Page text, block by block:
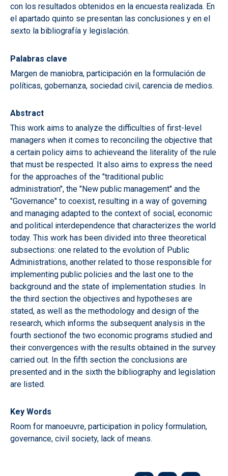
con los resultados obtenidos en la encuesta realizada. En
el apartado quinto se presentan las conclusiones y en el
sexto la bibliografía y legislación.
Palabras clave
Margen de maniobra, participación en la formulación de
políticas, gobernanza, sociedad civil, carencia de medios.
Abstract
This work aims to analyze the difficulties of first-level
managers when it comes to reconciling the objective that
a certain policy aims to achieveand the literality of the rule
that must be respected. It also aims to express the need
for the approaches of the "traditional public
administration", the "New public management" and the
"Governance" to coexist, resulting in a way of governing
and managing adapted to the context of social, economic
and political interdependence that characterizes the world
today. This work has been divided into three theoretical
subsections: one related to the evolution of Public
Administrations, another related to those responsible for
implementing public policies and the last one to the
background and the state of implementation studies. In
the third section the objectives and hypotheses are
stated, as well as the methodology and design of the
research, which informs the subsequent analysis in the
fourth sectionof the two economic programs studied and
their convergences with the results obtained in the survey
carried out. In the fifth section the conclusions are
presented and in the sixth the bibliography and legislation
are listed.
Key Words
Room for manoeuvre, participation in policy formulation,
governance, civil society, lack of means.